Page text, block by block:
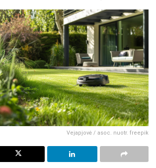
Vejapjovė / asoc. nuotr. freepik